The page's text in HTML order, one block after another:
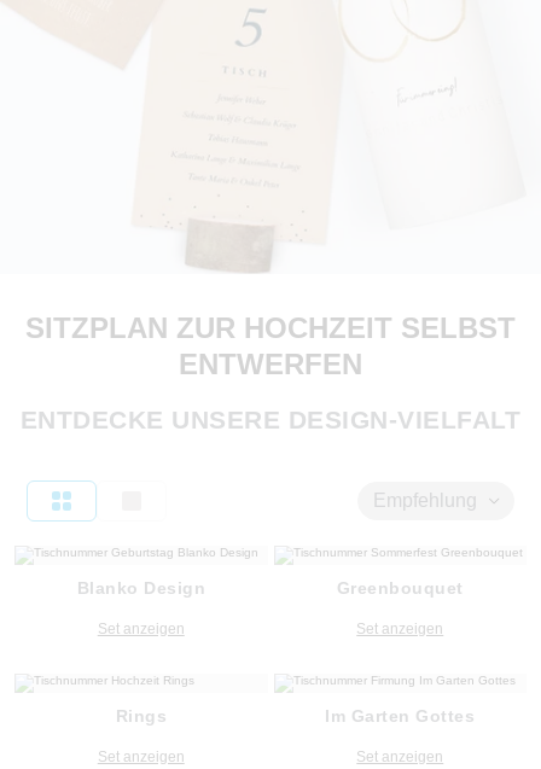
SITZPLAN ZUR HOCHZEIT SELBST
ENTWERFEN
ENTDECKE UNSERE DESIGN-VIELFALT
Empfehlung
Blanko Design
Set anzeigen
Greenbouquet
Set anzeigen
Rings
Set anzeigen
Im Garten Gottes
Set anzeigen